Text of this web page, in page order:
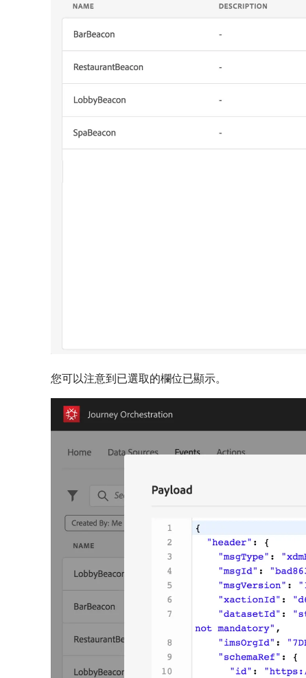
您可以注意到已選取的欄位已顯示。